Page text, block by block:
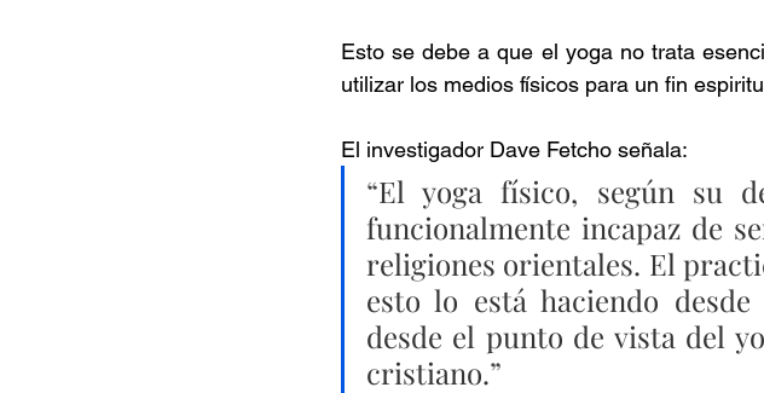
Esto se debe a que el yoga no trata
utilizar los medios físicos para un fin
El investigador Dave Fetcho señala:
“El yoga físico, según su
funcionalmente incapaz de
religiones orientales. El
esto lo está haciendo
desde el punto de vista del
cristiano.”